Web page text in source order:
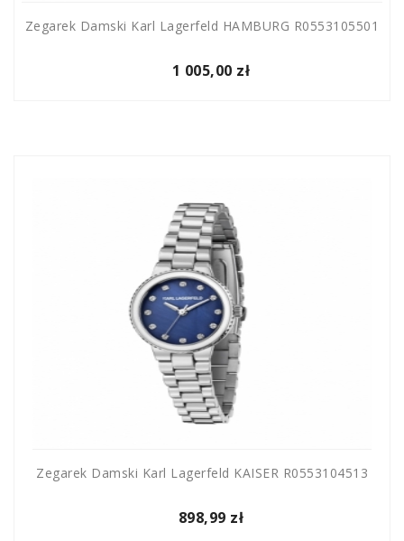
Zegarek Damski Karl Lagerfeld HAMBURG R0553105501
1 005,00 zł
Zegarek Damski Karl Lagerfeld KAISER R0553104513
898,99 zł